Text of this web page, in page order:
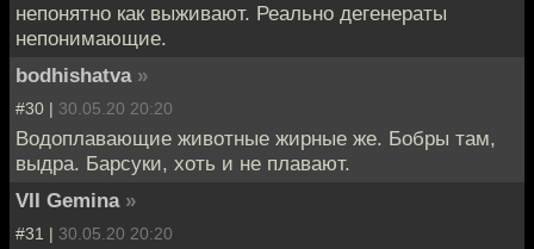
непонятно как выживают. Реально дегенераты
непонимающие.
bodhishatva »
#30 | 30.05.20 20:20
Водоплавающие животные жирные же. Бобры там,
выдра. Барсуки, хоть и не плавают.
VII Gemina »
#31 | 30.05.20 20:20